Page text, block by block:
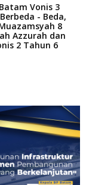
Vonis 3
- Beda,
8
Azzurah dan
2 Tahun 6